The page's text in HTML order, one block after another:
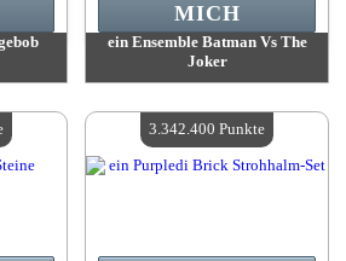
4
ein Ensemble Batman Vs The
Joker
Verfügbare Menge:4
MICH
3.342.400 Punkte